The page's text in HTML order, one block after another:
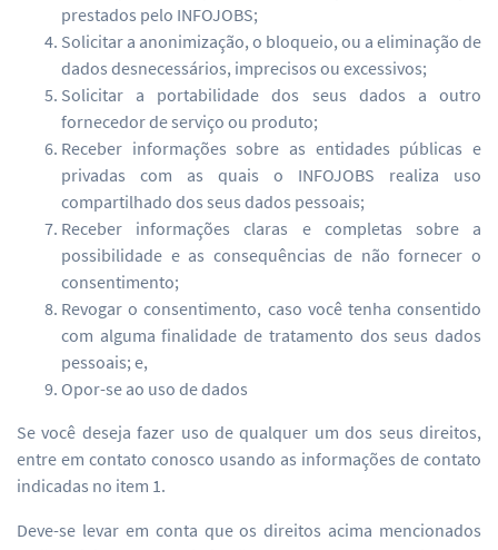
prestados pelo INFOJOBS;
Solicitar a anonimização, o bloqueio, ou a eliminação de
dados desnecessários, imprecisos ou excessivos;
Solicitar a portabilidade dos seus dados a outro
fornecedor de serviço ou produto;
Receber informações sobre as entidades públicas e
privadas com as quais o INFOJOBS realiza uso
compartilhado dos seus dados pessoais;
Receber informações claras e completas sobre a
possibilidade e as consequências de não fornecer o
consentimento;
Revogar o consentimento, caso você tenha consentido
com alguma finalidade de tratamento dos seus dados
pessoais; e,
Opor-se ao uso de dados
Se você deseja fazer uso de qualquer um dos seus direitos,
entre em contato conosco usando as informações de contato
indicadas no item 1.
Deve-se levar em conta que os direitos acima mencionados